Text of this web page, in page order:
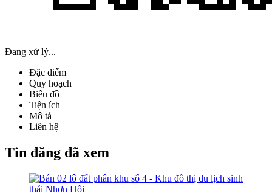
Đang xử lý...
Đặc điểm
Quy hoạch
Biểu đồ
Tiện ích
Mô tả
Liên hệ
Tin đăng đã xem